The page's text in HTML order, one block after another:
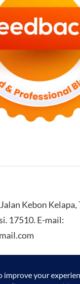
Kebon Kelapa,
17510. E-mail: